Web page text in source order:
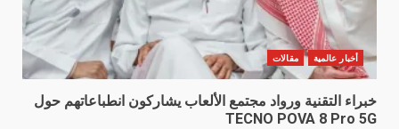
أخبار عالمية مقالات
خبراء التقنية ورواد مجتمع الألعاب يشاركون انطباعاتهم حول
TECNO POVA 8 Pro 5G